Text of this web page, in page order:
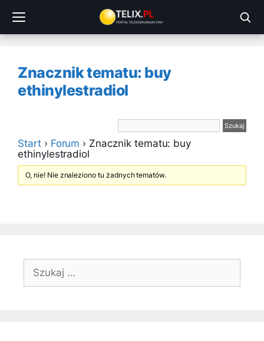
treści
Znacznik tematu: buy
ethinylestradiol
Start › Forum › Znacznik tematu: buy
ethinylestradiol
O, nie! Nie znaleziono tu żadnych tematów.
Szukaj: